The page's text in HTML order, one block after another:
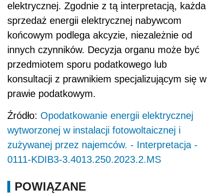
elektrycznej. Zgodnie z tą interpretacją, każda
sprzedaż energii elektrycznej nabywcom
końcowym podlega akcyzie, niezależnie od
innych czynników. Decyzja organu może być
przedmiotem sporu podatkowego lub
konsultacji z prawnikiem specjalizującym się w
prawie podatkowym.
Źródło: Opodatkowanie energii elektrycznej
wytworzonej w instalacji fotowoltaicznej i
zużywanej przez najemców. - Interpretacja -
0111-KDIB3-3.4013.250.2023.2.MS
POWIĄZANE